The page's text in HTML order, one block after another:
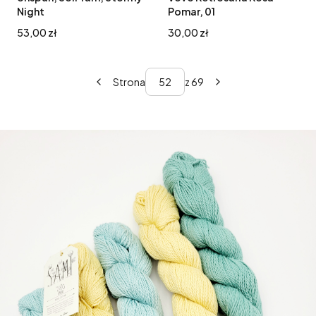
Night
Cena
53,00 zł
Pomar, 01
Cena
30,00 zł
Strona z 69